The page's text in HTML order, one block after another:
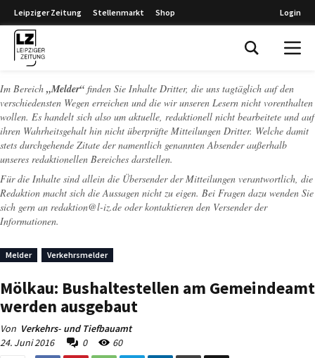
Leipziger Zeitung Stellenmarkt Shop Login
Im Bereich „Melder“ finden Sie Inhalte Dritter, die uns tagtäglich auf den
verschiedensten Wegen erreichen und die wir unseren Lesern nicht vorenthalten
wollen. Es handelt sich also um aktuelle, redaktionell nicht bearbeitete und auf
ihren Wahrheitsgehalt hin nicht überprüfte Mitteilungen Dritter. Welche damit
stets durchgehende Zitate der namentlich genannten Absender außerhalb
unseres redaktionellen Bereiches darstellen.
Für die Inhalte sind allein die Übersender der Mitteilungen verantwortlich, die
Redaktion macht sich die Aussagen nicht zu eigen. Bei Fragen dazu wenden Sie
sich gern an redaktion@l-iz.de oder kontaktieren den Versender der
Informationen.
Melder Verkehrsmelder
Mölkau: Bushaltestellen am Gemeindeamt
werden ausgebaut
Von Verkehrs- und Tiefbauamt
24. Juni 2016
0 60